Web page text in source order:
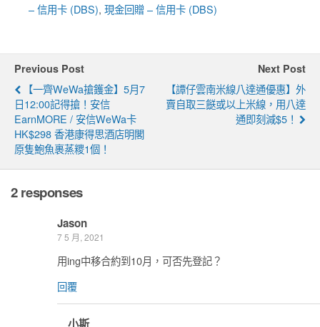
– 信用卡 (DBS), 現金回贈 – 信用卡 (DBS)
Previous Post
【一齊WeWa搶鑊金】5月7
日12:00記得搶！安信
EarnMORE / 安信WeWa卡
HK$298 香港康得思酒店明閣
原隻鮑魚裹蒸糭1個！
Next Post
【譚仔雲南米線八達通優惠】外
賣自取三餸或以上米線，用八達
通即刻減$5！
2 responses
Jason
7 5 月, 2021
用ing中移合約到10月，可否先登記？
回覆
小斯